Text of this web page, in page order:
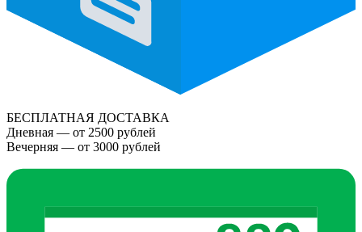
БЕСПЛАТНАЯ ДОСТАВКА
Дневная — от 2500 рублей
Вечерняя — от 3000 рублей